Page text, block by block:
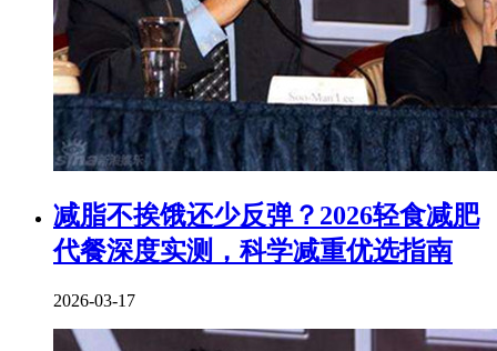
减脂不挨饿还少反弹？2026轻食减肥
代餐深度实测，科学减重优选指南
2026-03-17